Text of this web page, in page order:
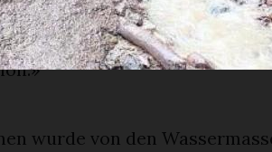
Personalabteilung aktiv an
zum Beispiel in
wurde von den